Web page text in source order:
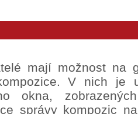
mají možnost na
V nich je
okna,
správy kompozic